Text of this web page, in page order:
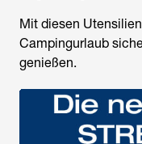
Mit diesen
Campingurlaub
genießen.